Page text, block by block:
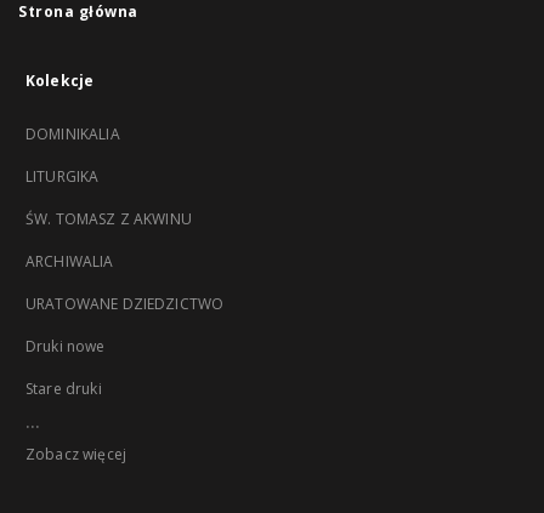
Strona główna
Kolekcje
DOMINIKALIA
LITURGIKA
ŚW. TOMASZ Z AKWINU
ARCHIWALIA
URATOWANE DZIEDZICTWO
Druki nowe
Stare druki
...
Zobacz więcej